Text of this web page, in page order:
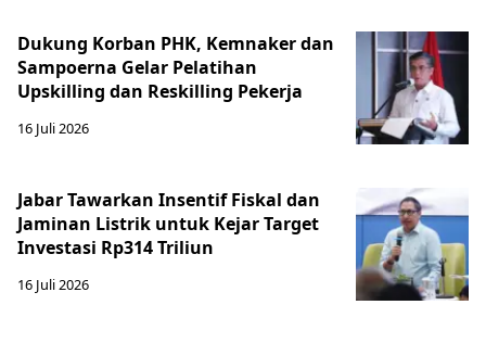
Dukung Korban PHK, Kemnaker dan
Sampoerna Gelar Pelatihan
Upskilling dan Reskilling Pekerja
16 Juli 2026
Jabar Tawarkan Insentif Fiskal dan
Jaminan Listrik untuk Kejar Target
Investasi Rp314 Triliun
16 Juli 2026